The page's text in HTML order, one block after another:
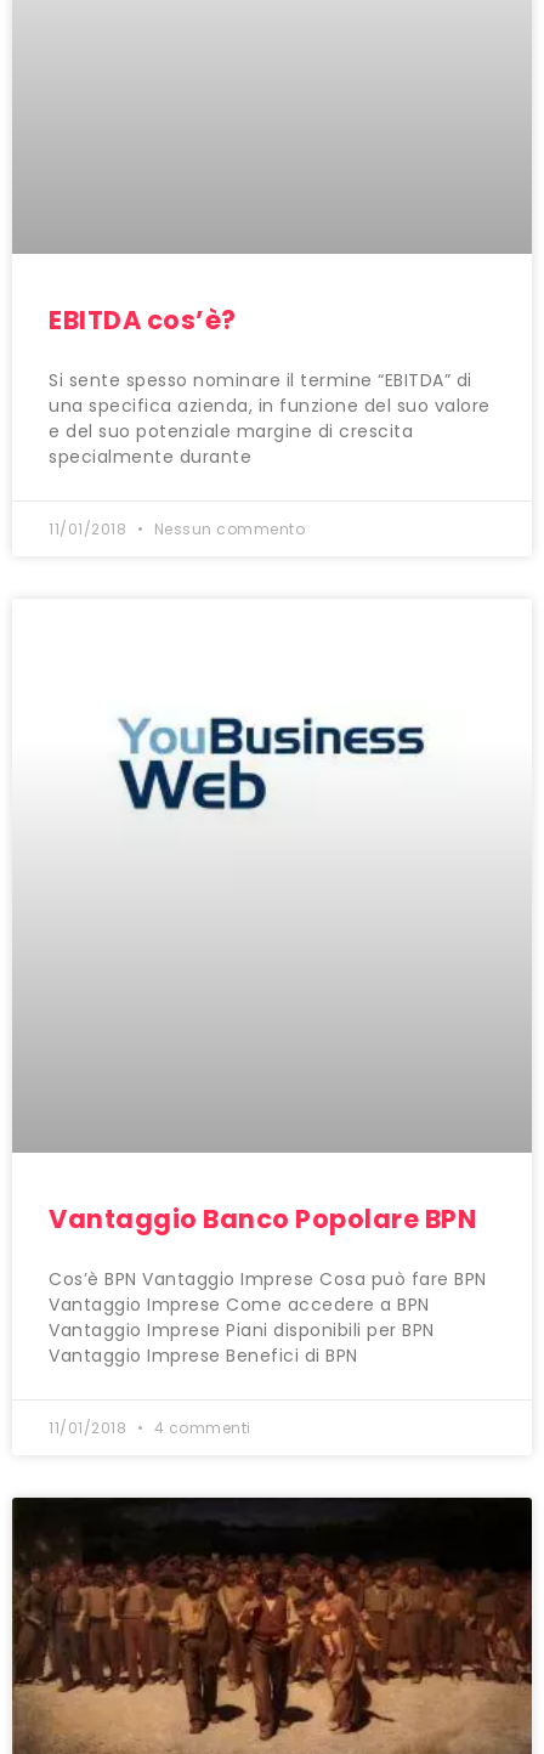
EBITDA cos’è?
Si sente spesso nominare il termine “EBITDA” di
una specifica azienda, in funzione del suo valore
e del suo potenziale margine di crescita
specialmente durante
11/01/2018 Nessun commento
Vantaggio Banco Popolare BPN
Cos’è BPN Vantaggio Imprese Cosa può fare BPN
Vantaggio Imprese Come accedere a BPN
Vantaggio Imprese Piani disponibili per BPN
Vantaggio Imprese Benefici di BPN
11/01/2018 4 commenti